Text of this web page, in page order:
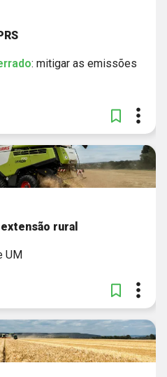
: mitigar as emissões
rural
UM